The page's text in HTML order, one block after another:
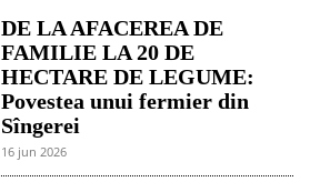
DE LA AFACEREA DE
FAMILIE LA 20 DE
HECTARE DE LEGUME:
Povestea unui fermier din
Sîngerei
16 jun 2026